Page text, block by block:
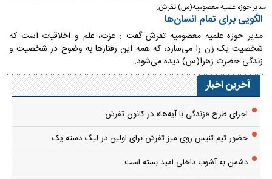
مدیر حوزه علمیه معصومیه(س) تفرش:
الگویی برای تمام انسان‌ها
مدیر حوزه علمیه معصومیه تفرش گفت : عزت، علم و اخلاقیات است که
شخصیت یک زن را می‌سازد، که همه این رفتارها به وضوح در شخصیت و
زندگی حضرت زهرا(س) دیده می‌شود.
آخرین اخبار
اجرای طرح «زندگی با آیه‌ها» در کانون تفرش
حضور تیم تنیس روی میز تفرش برای اولین در لیگ دسته یک
دشمن به آشوب داخلی امید بسته است